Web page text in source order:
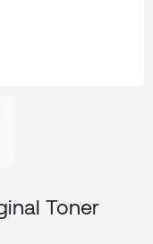
Toner